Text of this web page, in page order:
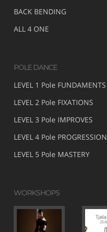
BACK BENDING
ALL 4 ONE
POLE DANCE
LEVEL 1 Pole FUNDAMENTS
LEVEL 2 Pole FIXATIONS
LEVEL 3 Pole IMPROVES
LEVEL 4 Pole PROGRESSION
LEVEL 5 Pole MASTERY
WORKSHOPS